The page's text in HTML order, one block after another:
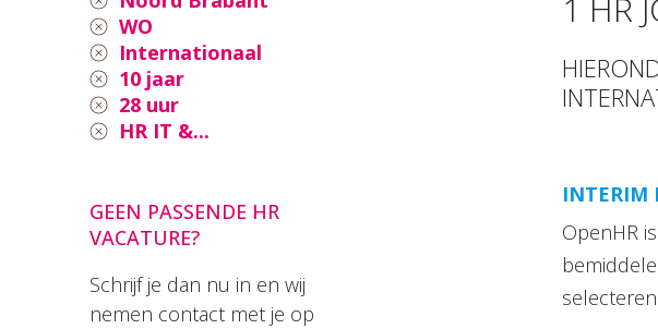
WO
Internationaal
10 jaar
28 uur
HR IT &...
GEEN PASSENDE HR
VACATURE?
Schrijf je dan nu in en wij
nemen contact met je op
1 HR
INTERIM
OpenHR